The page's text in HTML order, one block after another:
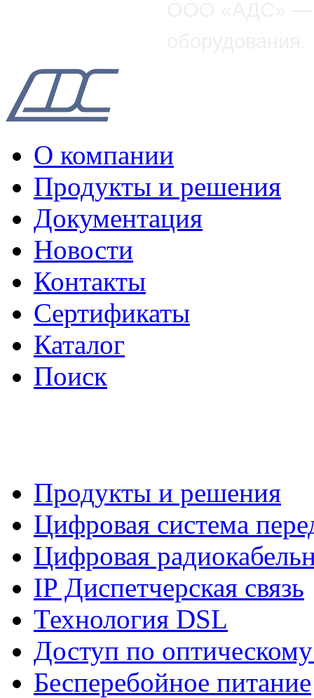
О компании
Продукты и решения
Документация
Новости
Контакты
Сертификаты
Каталог
Поиск
Продукты и решения
Цифровая система
Цифровая
IP Диспетчерская связь
Технология DSL
Доступ по
Бесперебойное питание